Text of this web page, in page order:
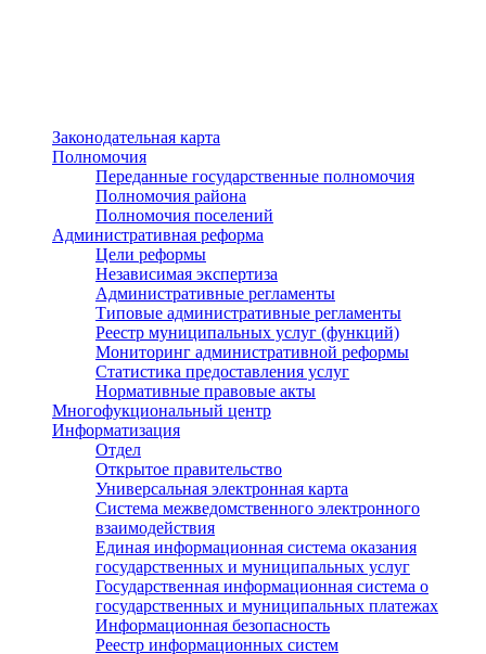
Законодательная карта
Полномочия
Переданные государственные полномочия
Полномочия района
Полномочия поселений
Административная реформа
Цели реформы
Независимая экспертиза
Административные регламенты
Типовые административные регламенты
Реестр муниципальных услуг (функций)
Мониторинг административной реформы
Статистика предоставления услуг
Нормативные правовые акты
Многофукциональный центр
Информатизация
Отдел
Открытое правительство
Универсальная электронная карта
Система межведомственного электронного
взаимодействия
Единая информационная система оказания
государственных и муниципальных услуг
Государственная информационная система о
государственных и муниципальных платежах
Информационная безопасность
Реестр информационных систем